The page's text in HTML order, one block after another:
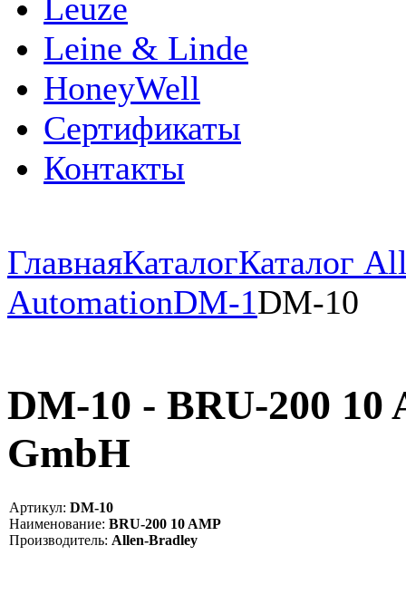
Leuze
Leine & Linde
HoneyWell
Сертификаты
Контакты
ГлавнаяКаталогКаталог
AutomationDM-1DM-10
DM-10 - BRU-200
GmbH
Артикул: DM-10
Наименование: BRU-200 10 AMP
Производитель: Allen-Bradley